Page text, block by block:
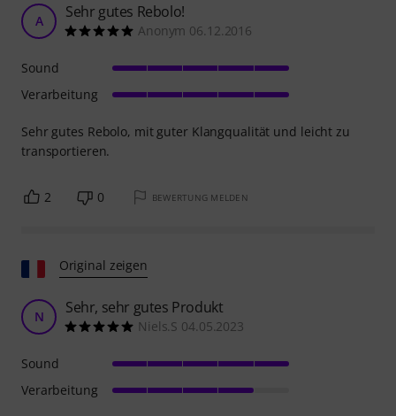
A Sehr gutes Rebolo!
Anonym 06.12.2016
Sehr gutes Rebolo, mit guter Klangqualität und leicht zu
transportieren.
Sound
Verarbeitung
2 0 BEWERTUNG MELDEN
Original zeigen
N Sehr, sehr gutes Produkt
Niels.S 04.05.2023
Sound
Verarbeitung